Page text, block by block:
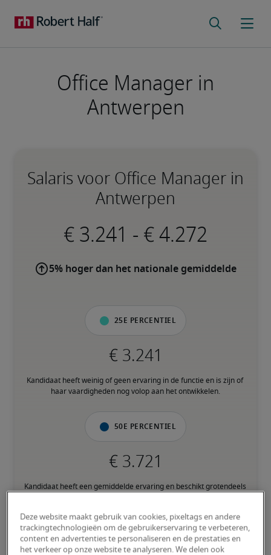
Office Manager in
Antwerpen
Salaris voor Office Manager in
Antwerpen
-
5% hoger dan het nationale gemiddelde
25e percentiel
Kandidaat heeft weinig of geen ervaring in de functie en is zijn of
haar vaardigheden nog volop aan het ontwikkelen.
50e percentiel
Kandidaat heeft een gemiddelde ervaring en beschikt grotendeels
75e percentiel
Deze website maakt gebruik van cookies, pixeltags en andere
trackingtechnologieën om de gebruikerservaring te verbeteren,
content en advertenties te personaliseren en de prestaties en
het verkeer op onze website te analyseren. We delen ook